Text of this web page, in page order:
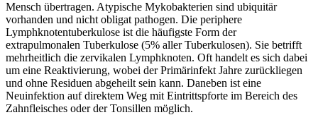
Mensch übertragen. Atypische Mykobakterien sind ubiquitär
vorhanden und nicht obligat pathogen. Die periphere
Lymphknotentuberkulose ist die häufigste Form der
extrapulmonalen Tuberkulose (5% aller Tuberkulosen). Sie betrifft
mehrheitlich die zervikalen Lymphknoten. Oft handelt es sich dabei
um eine Reaktivierung, wobei der Primärinfekt Jahre zurückliegen
und ohne Residuen abgeheilt sein kann. Daneben ist eine
Neuinfektion auf direktem Weg mit Eintrittspforte im Bereich des
Zahnfleisches oder der Tonsillen möglich.